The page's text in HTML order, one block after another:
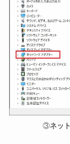
③ネッ